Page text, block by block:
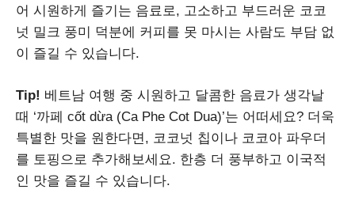
어 시원하게 즐기는 음료로, 고소하고 부드러운 코코
넛 밀크 풍미 덕분에 커피를 못 마시는 사람도 부담 없
이 즐길 수 있습니다.
Tip! 베트남 여행 중 시원하고 달콤한 음료가 생각날
때 ‘까페 cốt dừa (Ca Phe Cot Dua)’는 어떠세요? 더욱
특별한 맛을 원한다면, 코코넛 칩이나 코코아 파우더
를 토핑으로 추가해보세요. 한층 더 풍부하고 이국적
인 맛을 즐길 수 있습니다.